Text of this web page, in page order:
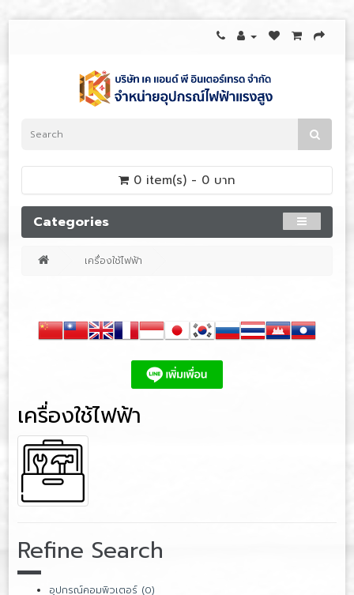
0 item(s) - 0 บาท
Categories
เครื่องใช้ไฟฟ้า
เครื่องใช้ไฟฟ้า
Refine Search
อุปกรณ์คอมพิวเตอร์ (0)